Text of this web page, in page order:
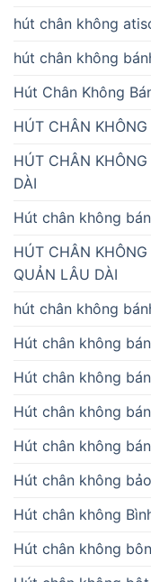
hút chân không
hút chân không
Hút Chân Không
HÚT CHÂN
HÚT CHÂN
DÀI
Hút chân không
HÚT CHÂN
QUẢN LÂU DÀI
hút chân không
Hút chân không
Hút chân không
Hút chân không
Hút chân không
Hút chân không
Hút chân không
Hút chân không